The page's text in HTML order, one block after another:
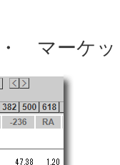
マーケッ